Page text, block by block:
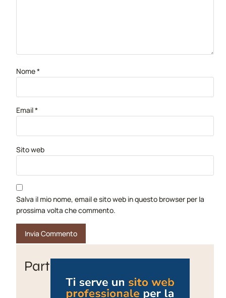
Nome*
Email*
Sito web
Salva il mio nome, email e sito web in questo browser per la
prossima volta che commento.
Partner